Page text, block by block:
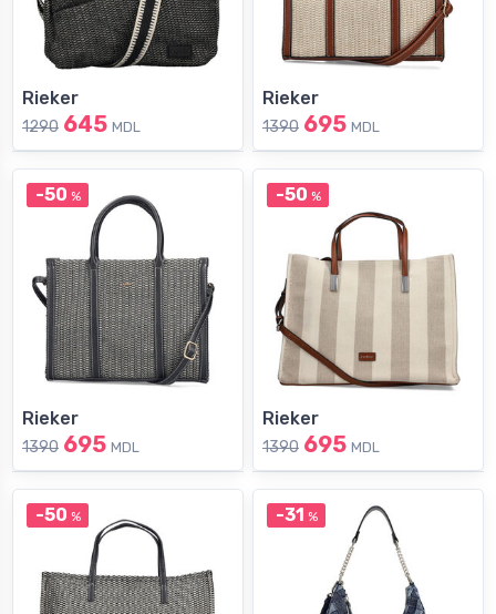
Rieker
1290 645 MDL
Rieker
1390 695 MDL
-50 %
Rieker
1390 695 MDL
-50 %
Rieker
1390 695 MDL
-50 % -31 %